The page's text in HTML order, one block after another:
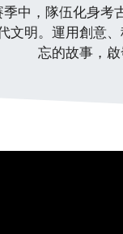
中，隊伍化身
文明。運用創意
忘的故事，啟